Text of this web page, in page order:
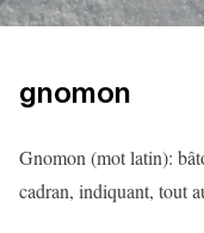
gnomon
Gnomon (mot latin):
cadran, indiquant, tout